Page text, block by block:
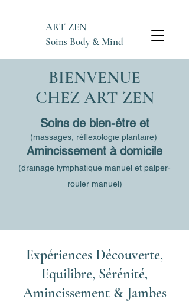
ART ZEN
Soins Body & Mind
BIENVENUE
CHEZ ART ZEN
Soins de bien-être et
(massages, réflexologie plantaire)
Amincissement à domicile
(drainage lymphatique manuel et palper-
rouler manuel)
Expériences Découverte,
Equilibre, Sérénité,
Amincissement & Jambes